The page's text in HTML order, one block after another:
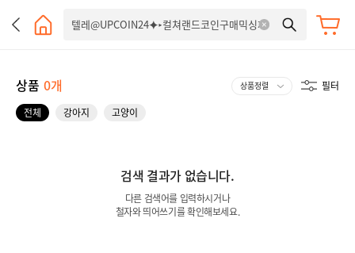
상품 0개
필터
전체
강아지 고양이
검색 결과가 없습니다.
다른 검색어를 입력하시거나
철자와 띄어쓰기를 확인해보세요.